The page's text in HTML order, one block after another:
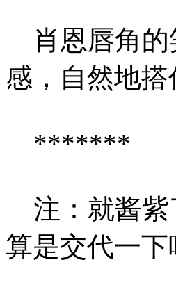
肖恩唇角的
感，自然地
*******
注：就酱紫
算是交代一下